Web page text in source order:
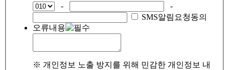
-
-
SMS알림요청동의
오류내용
※ 개인정보 노출 방지를 위해 민감한 개인정보 내